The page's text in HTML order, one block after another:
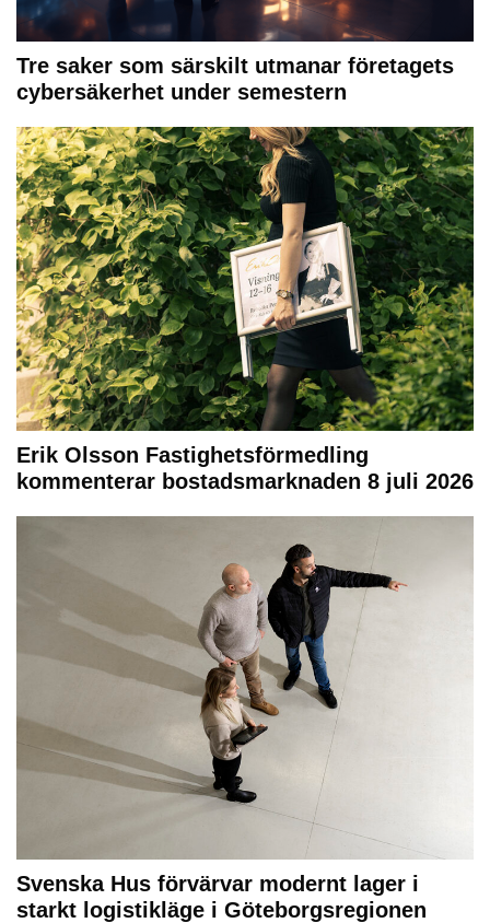
Tre saker som särskilt utmanar företagets
cybersäkerhet under semestern
Erik Olsson Fastighetsförmedling
kommenterar bostadsmarknaden 8 juli 2026
Svenska Hus förvärvar modernt lager i
starkt logistikläge i Göteborgsregionen